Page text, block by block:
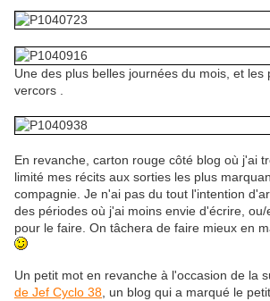
Une des plus belles journées du mois, et les
vercors .
En revanche, carton rouge côté blog où j'ai
limité mes récits aux sorties les plus
compagnie. Je n'ai pas du tout l'intention
des périodes où j'ai moins envie d'écrire,
pour le faire. On tâchera de faire mieux en
Un petit mot en revanche à l'occasion de la
de Jef Cyclo 38 , un blog qui a marqué le